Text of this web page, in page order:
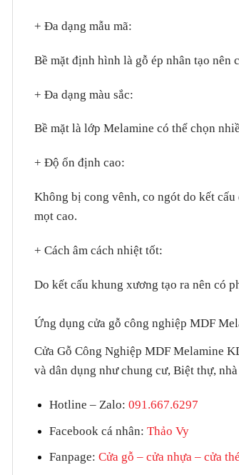
+ Đa dạng mẫu mã:
Bề mặt định hình là gỗ ép nhân tạo nên
+ Đa dạng màu sắc:
Bề mặt là lớp Melamine có thể chọn
+ Độ ổn định cao:
Không bị cong vênh, co ngót do kết
mọt cao.
+ Cách âm cách nhiệt tốt:
Do kết cấu khung xương tạo ra nên có
Ứng dụng cửa gỗ công nghiệp MDF
Cửa Gỗ Công Nghiệp MDF Melamine
và dân dụng như chung cư, Biệt thự,
Hotline – Zalo: 091.667.6297
Facebook cá nhân: Thảo Vy
Fanpage: Cửa gỗ – cửa nhựa – cửa